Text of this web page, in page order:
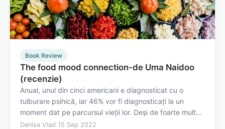
Book Review
The food mood connection-de Uma Naidoo
(recenzie)
Anual, unul din cinci americani e diagnosticat cu o
tulburare psihică, iar 46% vor fi diagnosticaţi la un
moment dat pe parcursul vieţii lor. Deşi de foarte multe
ori punem aceste diagnostice pe seama unor
Denisa Vlad· 15 Sep 2022